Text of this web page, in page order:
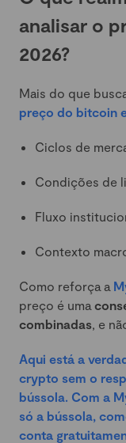
analisar o
2026?
Mais do que
preço do bitcoin
Ciclos de
Condições de
Fluxo
Contexto
Como reforça a
preço é uma
combinadas, e
Aqui está a
crypto sem o
bússola. Com a
só a bússola,
conta